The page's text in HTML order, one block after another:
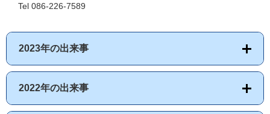
Tel 086-226-7589
2023年の出来事
2022年の出来事